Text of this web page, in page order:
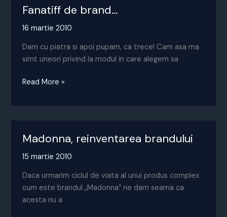
Fanatiff de brand…
16 martie 2010
Dam cu piatra si apoi pupam, ca trece! Cam asa ma
simt uneori privind la modul in care alegem sa
Fanatiff
Read More »
Madonna, reinventarea brandului
15 martie 2010
Daca urmarim ciclul de viata al unui produs complex
cum este brandul „Madonna” ne dam seama ca
acesta nu a